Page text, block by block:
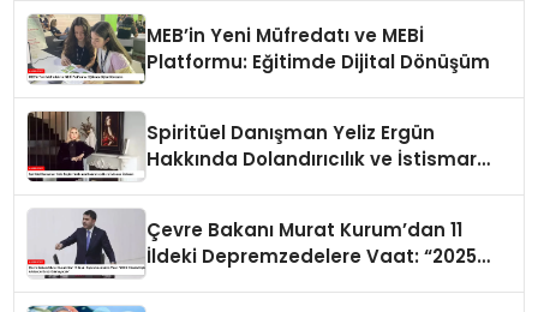
MEB’in Yeni Müfredatı ve MEBİ
Platformu: Eğitimde Dijital Dönüşüm
Spiritüel Danışman Yeliz Ergün
Hakkında Dolandırıcılık ve İstismar
Çevre Bakanı Murat Kurum’dan 11
İldeki Depremzedelere Vaat: “2025